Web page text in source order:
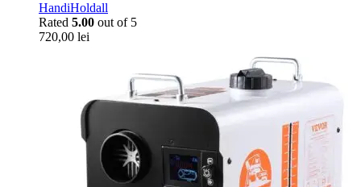
HandiHoldall
Rated 5.00 out of 5
720,00 lei